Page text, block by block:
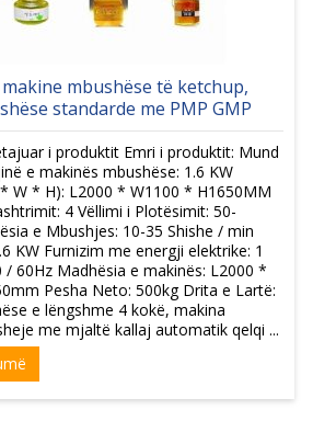
mbushëse të ketchup,
standarde me PMP GMP
i produktit Emri i produktit: Mund
e makinës mbushëse: 1.6 KW
W * H): L2000 * W1100 * H1650MM
4 Vëllimi i Plotësimit: 50-
e Mbushjes: 10-35 Shishe / min
KW Furnizim me energji elektrike: 1
/ 60Hz Madhësia e makinës: L2000 *
Pesha Neto: 500kg Drita e Lartë:
e lëngshme 4 kokë, makina
me mjaltë kallaj automatik qelqi ...